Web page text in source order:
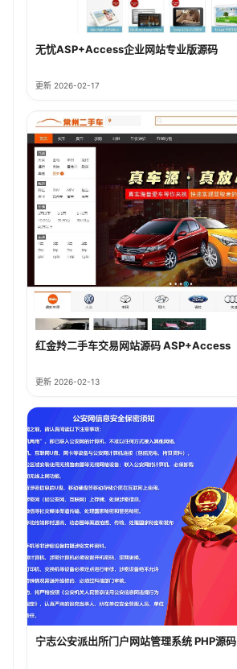
无忧ASP+Access企业网站专业版源码
更新 2026-02-17
红金羚二手车交易网站源码 ASP+Access
更新 2026-02-13
宁志公安派出所门户网站管理系统 PHP源码